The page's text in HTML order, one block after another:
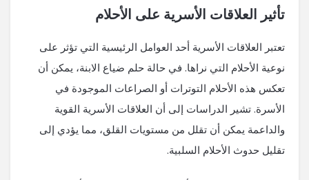
تأثير العلاقات الأسرية على الأحلام
تعتبر العلاقات الأسرية أحد العوامل الرئيسية التي تؤثر على
نوعية الأحلام التي نراها. في حالة حلم ضياع الابنة، يمكن أن
تعكس هذه الأحلام التوترات أو الصراعات الموجودة في
الأسرة. تشير الدراسات إلى أن العلاقات الأسرية القوية
والداعمة يمكن أن تقلل من مستويات القلق، مما يؤدي إلى
تقليل حدوث الأحلام السلبية.